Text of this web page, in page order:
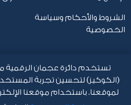
الشروط والأحكام وسياسة
الخصوصية
تستخدم دائرة عجمان الرقمية
(الكوكيز) لتحسين تجربة
لموقعنا. باستخدام موقعنا